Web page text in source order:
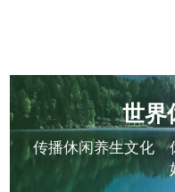
世界
传播休闲养生文化